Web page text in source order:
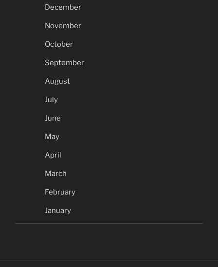
December
November
October
September
August
July
June
May
April
March
February
January